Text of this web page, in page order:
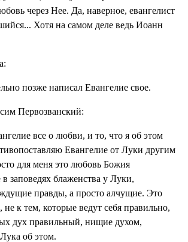
через Нее. Да, наверное, евангелист
Хотя на самом деле ведь Иоанн
позже написал Евангелие свое.
Первозванский:
все о любви, и то, что я об этом
Евангелие от Луки другим
для меня это любовь Божия
заповедях блаженства у Луки,
правды, а просто алчущие. Это
к тем, которые ведут себя правильно,
дух правильный, нищие духом,
об этом.